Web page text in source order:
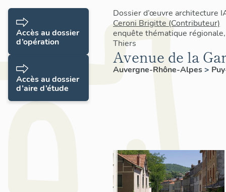
Dossier d’œuvre architecture
Ceroni Brigitte (Contributeur)
enquête thématique
Thiers
Avenue de la
Auvergne-Rhône-Alpes>
Accès au dossier
d’opération
Accès au dossier
d’aire d’étude